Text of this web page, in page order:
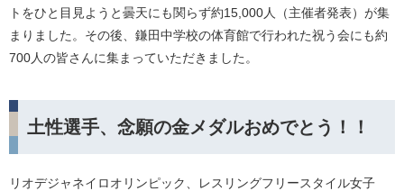
トをひと目見ようと曇天にも関らず約15,000人（主催者発表）が集
まりました。その後、鎌田中学校の体育館で行われた祝う会にも約
700人の皆さんに集まっていただきました。
土性選手、念願の金メダルおめでとう！！
リオデジャネイロオリンピック、レスリングフリースタイル女子